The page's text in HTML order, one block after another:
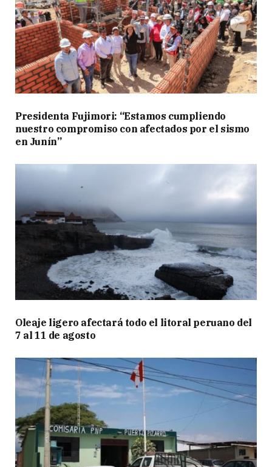
Presidenta Fujimori: “Estamos cumpliendo
nuestro compromiso con afectados por el sismo
en Junín”
Oleaje ligero afectará todo el litoral peruano del
7 al 11 de agosto